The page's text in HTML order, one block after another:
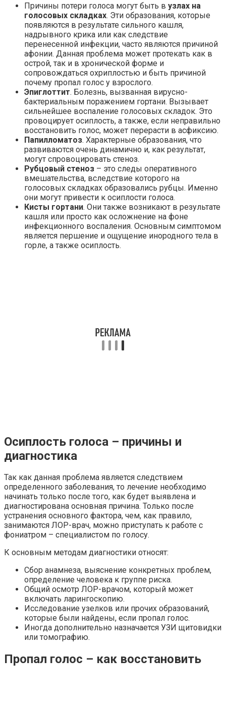
Причины потери голоса могут быть в узлах на
голосовых складках. Эти образования, которые
появляются в результате сильного кашля,
надрывного крика или как следствие
перенесенной инфекции, часто являются причиной
афонии. Данная проблема может протекать как в
острой, так и в хронической форме и
сопровождаться охриплостью и быть причиной
почему пропал голос у взрослого.
Эпиглоттит. Болезнь, вызванная вирусно-
бактериальным поражением гортани. Вызывает
сильнейшее воспаление голосовых складок. Это
провоцирует осиплость, а также, если неправильно
восстановить голос, может перерасти в асфиксию.
Папилломатоз. Характерные образования, что
развиваются очень динамично и, как результат,
могут спровоцировать стеноз.
Рубцовый стеноз – это следы оперативного
вмешательства, вследствие которого на
голосовых складках образовались рубцы. Именно
они могут привести к осиплости голоса.
Кисты гортани. Они также возникают в результате
кашля или просто как осложнение на фоне
инфекционного воспаления. Основным симптомом
является першение и ощущение инородного тела в
горле, а также осиплость.
Осиплость голоса – причины и
диагностика
Так как данная проблема является следствием
определенного заболевания, то лечение необходимо
начинать только после того, как будет выявлена и
диагностирована основная причина. Только после
устранения основного фактора, чем, как правило,
занимаются ЛОР-врач, можно приступать к работе с
фониатром – специалистом по голосу.
К основным методам диагностики относят:
Сбор анамнеза, выяснение конкретных проблем,
определение человека к группе риска.
Общий осмотр ЛОР-врачом, который может
включать ларингоскопию.
Исследование узелков или прочих образований,
которые были найдены, если пропал голос.
Иногда дополнительно назначается УЗИ щитовидки
или томографию.
Пропал голос – как восстановить